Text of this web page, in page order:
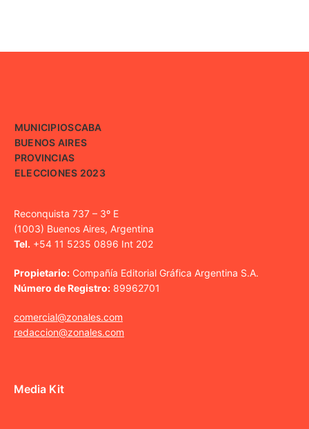
MUNICIPIOSCABA
BUENOS AIRES
PROVINCIAS
ELECCIONES 2023
Reconquista 737 – 3º E
(1003) Buenos Aires, Argentina
Tel. +54 11 5235 0896 Int 202
Propietario: Compañía Editorial Gráfica Argentina S.A.
Número de Registro: 89962701
comercial@zonales.com
redaccion@zonales.com
Media Kit